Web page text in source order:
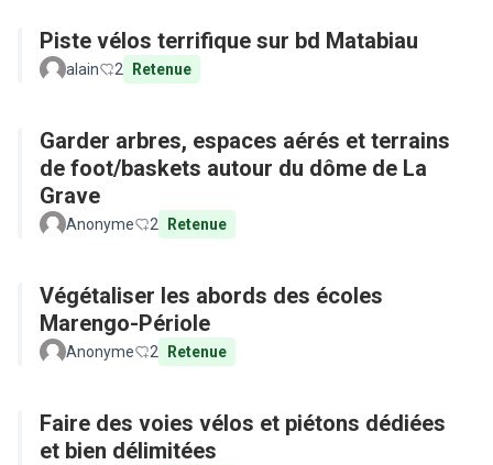
Piste vélos terrifique sur bd Matabiau
alain 2 Retenue
Garder arbres, espaces aérés et terrains
de foot/baskets autour du dôme de La
Grave
Anonyme 2 Retenue
Végétaliser les abords des écoles
Marengo-Périole
Anonyme 2 Retenue
Faire des voies vélos et piétons dédiées
et bien délimitées